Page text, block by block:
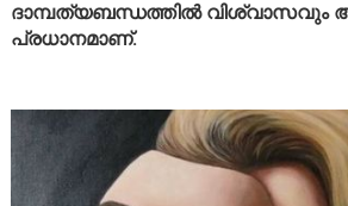
ദാമ്പത്യബന്ധത്തിൽ വിശ്വാസവും
പ്രധാനമാണ്.